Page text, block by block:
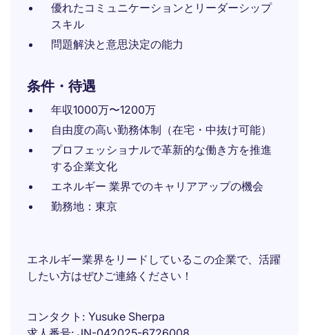
優れたコミュニケーションとリーダーシップ
スキル
問題解決と意思決定の能力
条件・待遇
年収1000万〜1200万
自由度の高い勤務体制（在宅・中抜け可能）
プロフェッショナルで革新的な働き方を推進
する企業文化
エネルギー 業界でのキャリアアップの機会
勤務地：東京
エネルギー業界をリードしているこの企業で、活躍
したい方はぜひご連絡ください！
コンタクト
Yusuke Sherpa